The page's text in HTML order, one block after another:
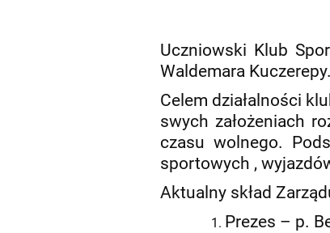
Uczniowski Klub
Waldemara Kuczerepy.
Celem działalności
swych założeniach
czasu wolnego.
sportowych ,
Aktualny skład
Prezes – p.